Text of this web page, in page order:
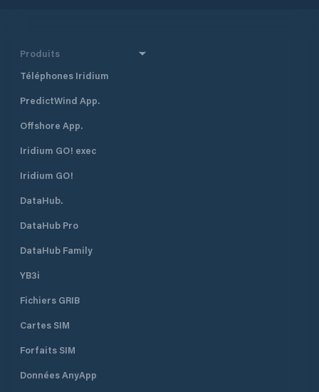
Produits
Téléphones Iridium
PredictWind App.
Offshore App.
Iridium GO! exec
Iridium GO!
DataHub.
DataHub Pro
DataHub Family
YB3i
Fichiers GRIB
Cartes SIM
Forfaits SIM
Données AnyApp